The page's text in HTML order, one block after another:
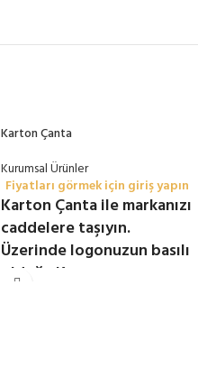
Karton Çanta
Kurumsal Ürünler
Fiyatları görmek için giriş yapın
Karton Çanta ile markanızı
caddelere taşıyın.
Üzerinde logonuzun basılı
olduğu Karton